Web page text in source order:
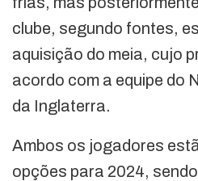
clube, segundo fontes,
aquisição do meia, cujo
acordo com a equipe do
da Inglaterra.
Ambos os jogadores
opções para 2024,